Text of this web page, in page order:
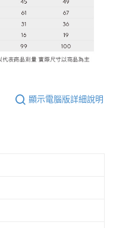
顯示電腦版詳細說明